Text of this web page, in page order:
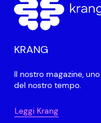
KRANG
Il nostro magazine,
del nostro tempo.
Leggi Krang